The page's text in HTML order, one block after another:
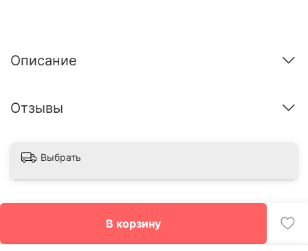
В корзину
Описание
Отзывы
Выбрать